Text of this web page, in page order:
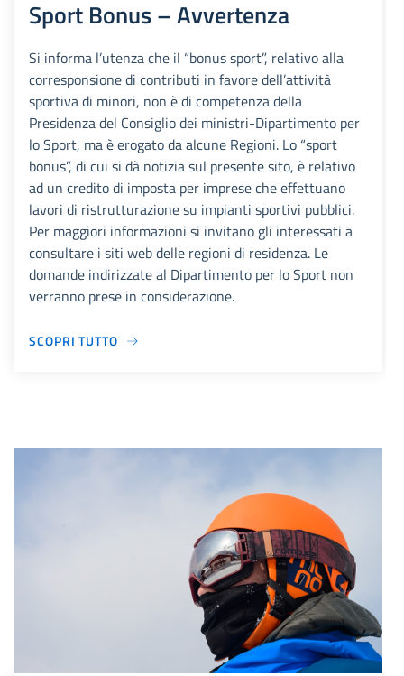
Sport Bonus – Avvertenza
Si informa l’utenza che il “bonus sport”, relativo alla
corresponsione di contributi in favore dell’attività
sportiva di minori, non è di competenza della
Presidenza del Consiglio dei ministri-Dipartimento per
lo Sport, ma è erogato da alcune Regioni. Lo “sport
bonus”, di cui si dà notizia sul presente sito, è relativo
ad un credito di imposta per imprese che effettuano
lavori di ristrutturazione su impianti sportivi pubblici.
Per maggiori informazioni si invitano gli interessati a
consultare i siti web delle regioni di residenza. Le
domande indirizzate al Dipartimento per lo Sport non
verranno prese in considerazione.
SCOPRI TUTTO